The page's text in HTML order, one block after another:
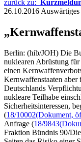
zurück zu:
26.10.2016
Berlin: (hib/JOH) Die
nuklearen Abrüstung
einen
Kernwaffenstaaten
Deutschlands
nukleare Teilhabe
Sicherheitsinteressen,
(18/10002(Dokument,
Anfrage (18/9843
Fraktion Bündnis 90/